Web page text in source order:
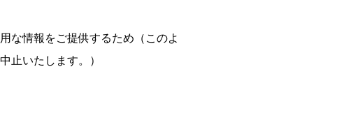
な情報をご提供するため（このよ
止いたします。）